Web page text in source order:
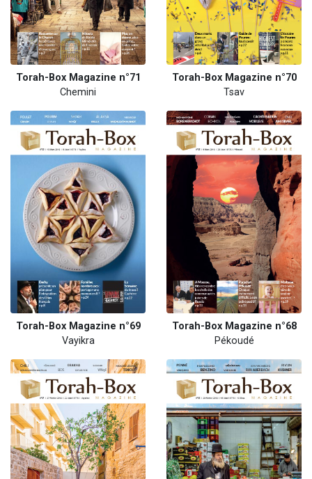
Torah-Box Magazine n°71
Chemini
Torah-Box Magazine n°70
Tsav
Torah-Box Magazine n°69
Vayikra
Torah-Box Magazine n°68
Pékoudé